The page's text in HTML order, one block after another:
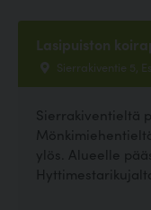
Lasipuiston
Sierrakiventie 5,
Sierrakiventieltä
ylös. Alueelle